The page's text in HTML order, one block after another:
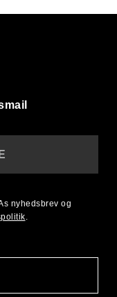
nyhedsbrev og